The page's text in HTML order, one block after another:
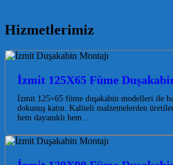
Hizmetlerimiz
İzmit 125X65 Füme
İzmit 125×65 füme duşakabin modelleri ile
dokunuş katın. Kaliteli malzemelerden
hem dayanıklı hem…